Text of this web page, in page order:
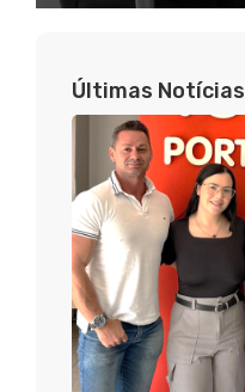
Últimas Notícias